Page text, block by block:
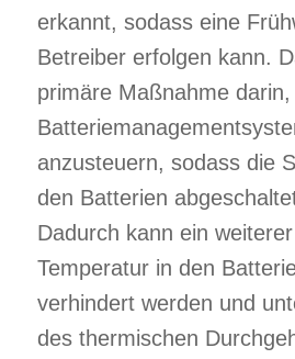
erkannt, sodass eine
Betreiber erfolgen kann.
primäre Maßnahme darin,
anzusteuern, sodass die
den Batterien
Dadurch kann ein
Temperatur in den
verhindert werden und
des thermischen